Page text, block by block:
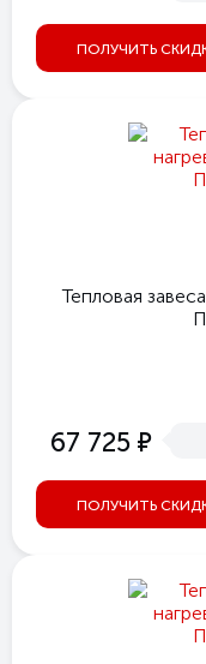
ПОЛУЧИТЬ
Тепловая
67 725 е
ПОЛУЧИТЬ